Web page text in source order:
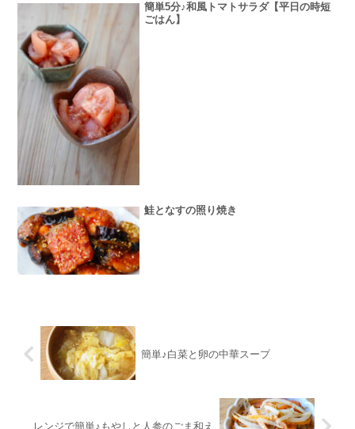
簡単5分♪和風トマトサラダ【平日の時短
ごはん】
鮭となすの照り焼き
簡単♪白菜と卵の中華スープ
レンジで簡単♪もやしと人参のごま和え